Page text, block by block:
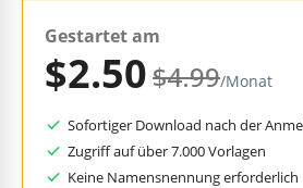
Gestartet am
$2.50$4.99/Monat
Sofortiger Download nach der
Zugriff auf über 7.000 Vorlagen
Keine Namensnennung erforderlich